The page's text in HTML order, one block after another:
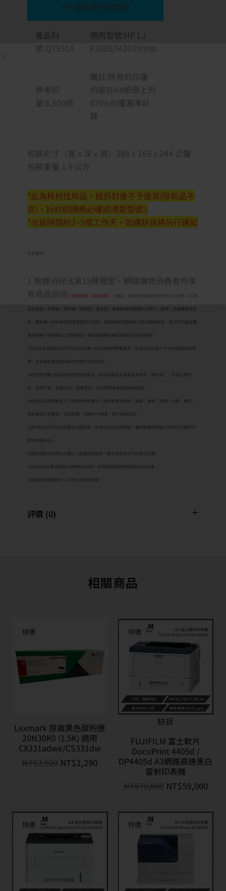
HP 原廠黑色碳粉匣
產品料
號:Q7551A
適用型號:HP LJ
P3005/M3035mfp
參考印
量:6,500張
備註:所有的印量
均是在A4紙張上列
印5%的覆蓋率計
算
包裝尺寸（寬 x 深 x 高）388 x 165 x 244 公釐
包裝重量 1.9 公斤
*此為耗材性用品，經拆封後不予退貨(除新品不
良)，拆封前請務必確認清楚型號!!
*出貨時間約3~5個工作天，如遇缺貨將另行通知
注意事項:
1.根據消保法第19條規定，網路購物消費者均享
有商品到貨 七天鑑賞期（非試用期） 之權益。如欲試用請至原廠展示中心試用；3C商
品如電腦、印表機、耗材類（碳粉匣、墨水匣、專用紙儲存媒體如光碟片、磁帶）及軟體類等商
品，購買後一經拆封使用或安裝恕不退換，購買前應詳閱原廠之商品規格說明，本公司不接受購
買試用後不滿意商品之理由退貨。購買前請務必確認機型是否為您所需！
2.若商品本身瑕疵則可於收到貨品後十日內與我們聯繫換貨。從商品收訖起十天內為退換貨保證
期，若超過此期間視同驗收完成不得退換貨。
3.若您所訂購之商品無問題而您欲退貨，退回的商品必須是全新狀態（無拆封），包括主要商
品、使用手冊、註冊回函、週邊零件，否則我們有權拒絕接收退貨。
4.若商品因消費者個人不當使用拆卸產生人為因素造成故障、損毀、磨損、擦傷、刮傷、髒汙、
包裝破損不完整者，或是發票、附配件不齊者，恕不接受退貨。
5.由於物流公司每日貨量及交通因素，故無法指定到貨時間，確切配達時間皆以物流公司實際可
配送時間為主。
6.廠商保留出貨與否之權利，如遇商品缺貨、斷貨或其他不可抗拒之因素。
7.商品說明文案為原廠(供應商)所提供，若有變更敬請參照實際商品為準。
8.建議使用原廠耗材，以免失去保固資格。
評價 (0)
相關商品
特價
Lexmark 原廠黑色碳粉匣
20N30K0 (1.5K) 適用
CX331adwe/CS331dw
NT$2,520 NT$2,290
特價
缺貨
FUJIFILM 富士軟片
DocuPrint 4405d /
DP4405d A3網路高速黑白
雷射印表機
NT$ 70,800 NT$59,000
特價 特價
點擊前往查看